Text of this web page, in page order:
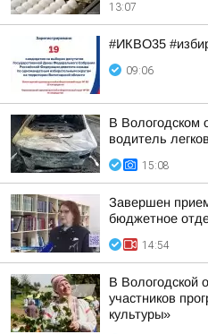
13:07
#ИКВО35
09:06
В Вологодском
водитель
15:08
Завершен
бюджетное
14:54
В Вологодской
участников
культуры»